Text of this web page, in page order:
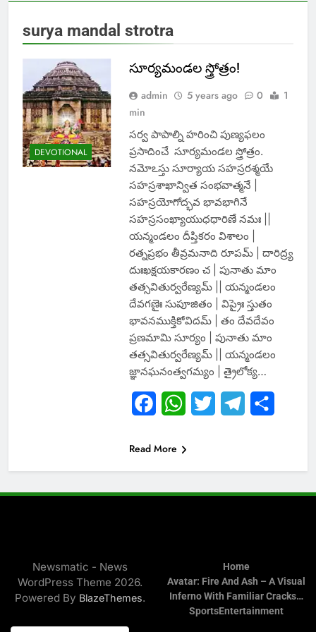
surya mandal strotra
DEVOTIONAL
సూర్యమండల స్త్రోత్రం!
admin 5 years ago 0
1
min
సర్వ పాపాల్ని హరించి పుణ్యఫలం
ప్రసాదించే సూర్యమండల స్త్రోత్రం.
నమోఽస్తు సూర్యాయ సహస్రరశ్మయే
సహస్రశాఖాన్విత సంభవాత్మనే |
సహస్రయోగోద్భవ భావభాగినే
సహస్రసంఖ్యాయుధధారిణే నమః ||
యన్మండలం దీప్తికరం విశాలం |
రత్నప్రభం తీవ్రమనాది రూపమ్ | దారిద్ర్య
దుఃఖక్షయకారణం చ | పునాతు మాం
తత్సవితుర్వరేణ్యమ్ || యన్మండలం
దేవగణైః సుపూజితం | విప్రైః స్తుతం
భావనముక్తికోవిదమ్ | తం దేవదేవం
ప్రణమామి సూర్యం | పునాతు మాం
తత్సవితుర్వరేణ్యమ్ || యన్మండలం
జ్ఞానఘనంత్వగమ్యం | త్రైలోక్య…
FacebookWhatsApp
Twitter Telegram
Read More
Newsmatic - News
WordPress Theme 2026.
Powered By BlazeThemes.
Home
Avatar: Fire And Ash – A Visual
Inferno With Familiar Cracks…
SportsEntertainment